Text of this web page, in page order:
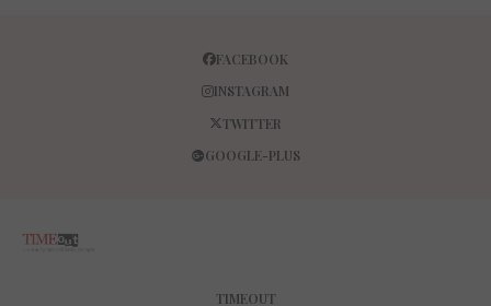
FACEBOOK
INSTAGRAM
TWITTER
GOOGLE-PLUS
TIMEOUT